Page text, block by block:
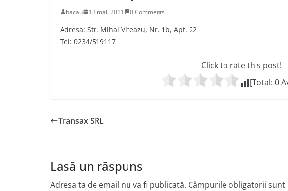
bacau 13 mai, 2011 0 Comments
Adresa: Str. Mihai Viteazu, Nr. 1b, Apt. 22
Tel: 0234/519117
Click to rate this post!
[Total: 0
Transax SRL
Lasă un răspuns
Adresa ta de email nu va fi publicată. Câmpurile obligatorii sunt